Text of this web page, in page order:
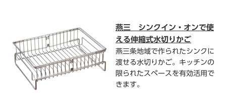
燕三 シンクイン・オンで使
える伸縮式水切りかご
燕三条地域で作られたシンクに
渡せる水切りかご。キッチンの
限られたスペースを有効活用で
きます。